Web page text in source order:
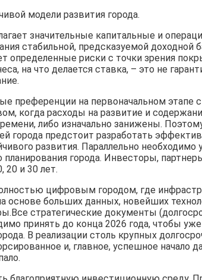
модели развития города.
значительные капитальные и
стабильной, предсказуемой доходной
определенные риски с точки зрения
на что делается ставка, – это не
преференции на первоначальном этапе
когда расходы на развитие и
либо изначально занижены.
города предстоит разработать
развития. Параллельно
планирования города. Инвесторы,
20 и 30 лет.
цифровым городом, где
основе больших данных, новейших
стратегические документы
принять до конца 2026 года, чтобы
В реализации столь крупных
и, главное, успешное начало